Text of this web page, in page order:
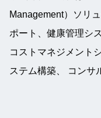
Management）ソリ
ポート、健康管理シ
コストマネジメント
ステム構築、 コンサ